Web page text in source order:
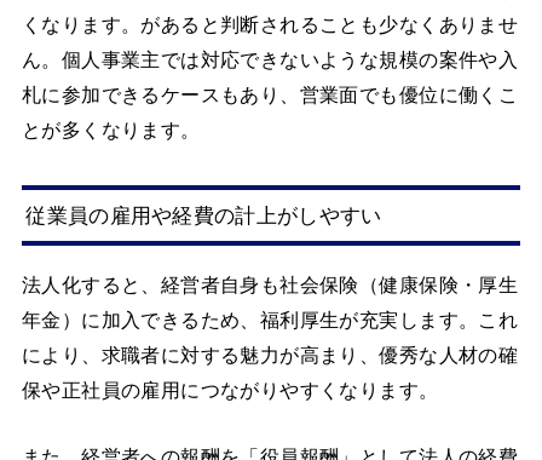
くなります。があると判断されることも少なくありませ
ん。個人事業主では対応できないような規模の案件や入
札に参加できるケースもあり、営業面でも優位に働くこ
とが多くなります。
従業員の雇用や経費の計上がしやすい
法人化すると、経営者自身も社会保険（健康保険・厚生
年金）に加入できるため、福利厚生が充実します。これ
により、求職者に対する魅力が高まり、優秀な人材の確
保や正社員の雇用につながりやすくなります。